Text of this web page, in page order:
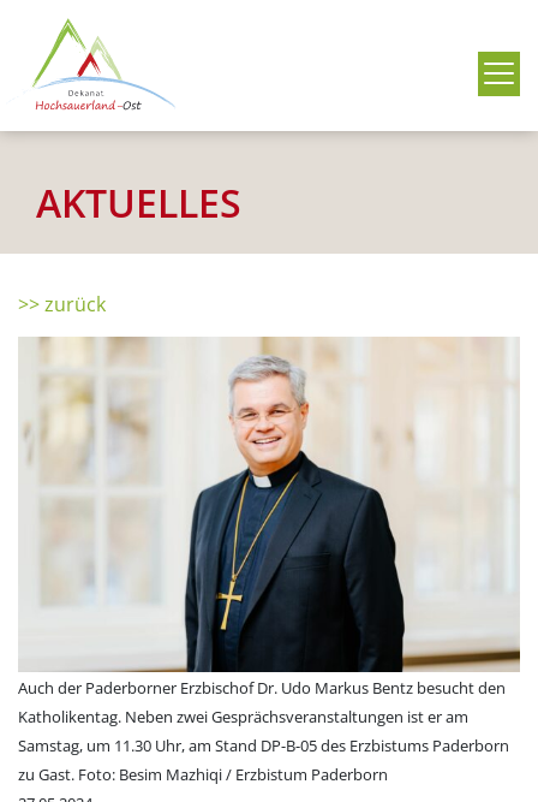
AKTUELLES
>> zurück
Auch der Paderborner Erzbischof Dr. Udo Markus Bentz besucht den
Katholikentag. Neben zwei Gesprächsveranstaltungen ist er am
Samstag, um 11.30 Uhr, am Stand DP-B-05 des Erzbistums Paderborn
zu Gast. Foto: Besim Mazhiqi / Erzbistum Paderborn